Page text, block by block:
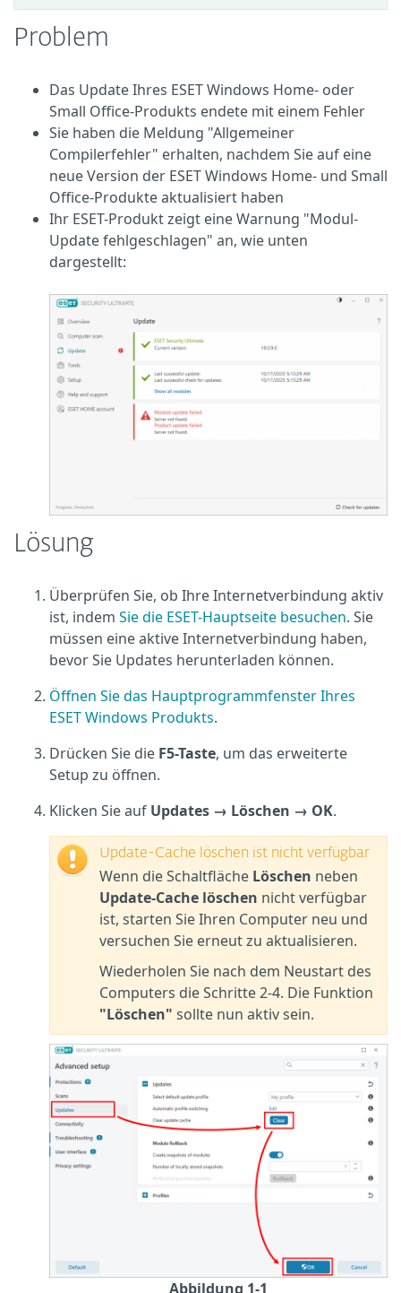
Problem
Das Update Ihres ESET Windows Home- oder
Small Office-Produkts endete mit einem Fehler
Sie haben die Meldung "Allgemeiner
Compilerfehler" erhalten, nachdem Sie auf eine
neue Version der ESET Windows Home- und Small
Office-Produkte aktualisiert haben
Ihr ESET-Produkt zeigt eine Warnung "Modul-
Update fehlgeschlagen" an, wie unten
dargestellt:
Lösung
Überprüfen Sie, ob Ihre Internetverbindung aktiv
ist, indem Sie die ESET-Hauptseite besuchen. Sie
müssen eine aktive Internetverbindung haben,
bevor Sie Updates herunterladen können.
Öffnen Sie das Hauptprogrammfenster Ihres
ESET Windows Produkts.
Drücken Sie die F5-Taste, um das erweiterte
Setup zu öffnen.
Klicken Sie auf Updates → Löschen → OK.
Update-Cache löschen ist nicht verfügbar
Wenn die Schaltfläche Löschen neben
Update-Cache löschen nicht verfügbar
ist, starten Sie Ihren Computer neu und
versuchen Sie erneut zu aktualisieren.
Wiederholen Sie nach dem Neustart des
Computers die Schritte 2-4. Die Funktion
"Löschen" sollte nun aktiv sein.
Abbildung 1-1